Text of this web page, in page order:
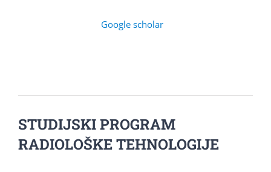
Google scholar
STUDIJSKI PROGRAM
RADIOLOŠKE TEHNOLOGIJE